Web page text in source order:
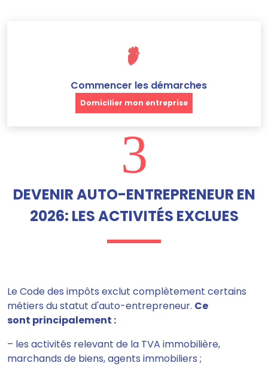
Commencer les démarches
Domicilier mon entreprise
3
DEVENIR AUTO-ENTREPRENEUR EN
2026: LES ACTIVITÉS EXCLUES
Le Code des impôts exclut complètement certains
métiers du statut d'auto-entrepreneur. Ce
sont principalement :
– les activités relevant de la TVA immobilière,
marchands de biens, agents immobiliers ;